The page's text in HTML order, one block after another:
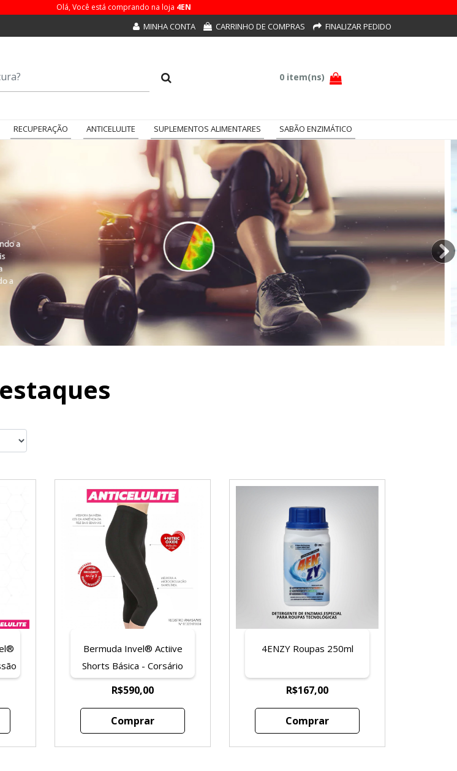
Olá, Você está comprando na loja 4EN
MINHA CONTA CARRINHO DE COMPRAS FINALIZAR PEDIDO
RECUPERAÇÃO ANTICELULITE SUPLEMENTOS ALIMENTARES SABÃO ENZIMÁTICO
Bermuda Invel® Actiive
Shorts Básica - Corsário
R$590,00
Comprar
4ENZY Roupas 250ml
R$167,00
Comprar